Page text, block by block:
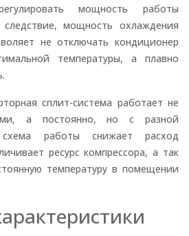
мощность работы
мощность охлаждения
не отключать кондиционер
температуры, а плавно
сплит-система работает не
а постоянно, но с разной
работы снижает расход
ресурс компрессора, а так
температуру в помещении